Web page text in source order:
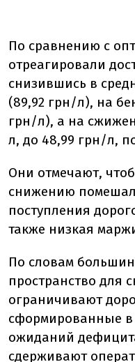
По сравнению с
отреагировали
снизившись в
(89,92 грн/л), на
грн/л), а на
л, до 48,99 грн/л,
Они отмечают, что
снижению
поступления
также низкая
По словам
пространство для
ограничивают
сформированные
ожиданий
сдерживают